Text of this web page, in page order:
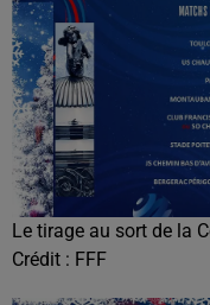
Le tirage au sort de la
Crédit : FFF